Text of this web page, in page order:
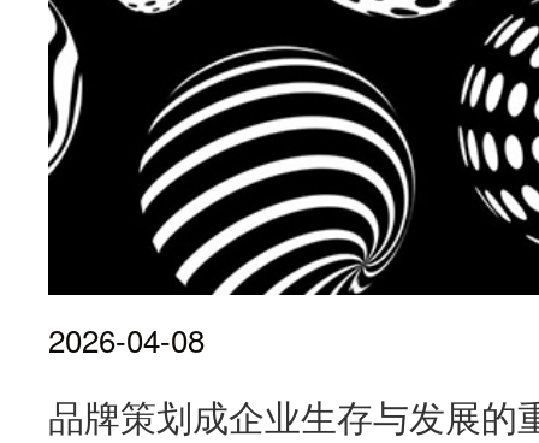
2026-04-08
品牌策划成企业生存与发展的